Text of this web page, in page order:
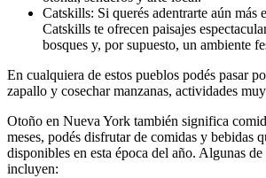
Catskills: Si querés adentrarte aún más
Catskills te ofrecen paisajes
bosques y, por supuesto, un ambiente
En cualquiera de estos pueblos podés pasar
zapallo y cosechar manzanas, actividades
Otoño en Nueva York también significa
meses, podés disfrutar de comidas y bebidas
disponibles en esta época del año. Algunas
incluyen: